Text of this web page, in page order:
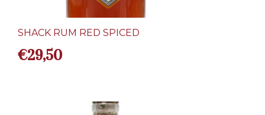
SHACK RUM RED SPICED
€29,50